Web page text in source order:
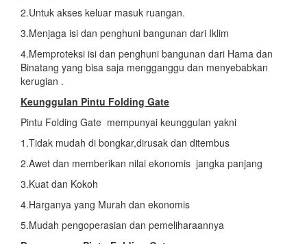
2.Untuk akses keluar masuk ruangan.
3.Menjaga isi dan penghuni bangunan dari Iklim
4.Memproteksi isi dan penghuni bangunan dari Hama dan
Binatang yang bisa saja mengganggu dan menyebabkan
kerugian .
Keunggulan Pintu Folding Gate
Pintu Folding Gate mempunyai keunggulan yakni
1.Tidak mudah di bongkar,dirusak dan ditembus
2.Awet dan memberikan nilai ekonomis jangka panjang
3.Kuat dan Kokoh
4.Harganya yang Murah dan ekonomis
5.Mudah pengoperasian dan pemeliharaannya